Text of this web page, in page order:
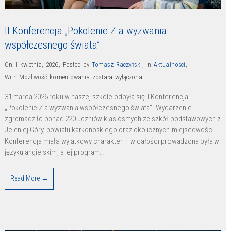
II Konferencja „Pokolenie Z a wyzwania
współczesnego świata”
On 1 kwietnia, 2026, Posted by Tomasz Raczyński , In Aktualności ,
With Możliwość komentowania II
Z
a
wyzwania
współczesnego
została wyłączona
31 marca 2026 roku w naszej szkole odbyła się II Konferencja
„Pokolenie Z a wyzwania współczesnego świata”. Wydarzenie
zgromadziło ponad 220 uczniów klas ósmych ze szkół podstawowych z
Jeleniej Góry, powiatu karkonoskiego oraz okolicznych miejscowości.
Konferencja miała wyjątkowy charakter – w całości prowadzona była w
języku angielskim, a jej program…
Read More →